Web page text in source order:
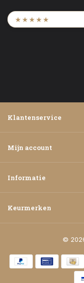
★★★★★
Klantenservice
Mijn account
Informatie
Keurmerken
©